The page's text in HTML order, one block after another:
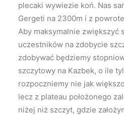
plecaki wywiezie koń. Nas
Gergeti na 2300m i z
Aby maksymalnie zwiększyć
uczestników na zdobycie
zdobywać będziemy
szczytowy na Kazbek, o ile
rozpoczniemy nie jak
lecz z plateau położonego
niżej niż szczyt, gdzie